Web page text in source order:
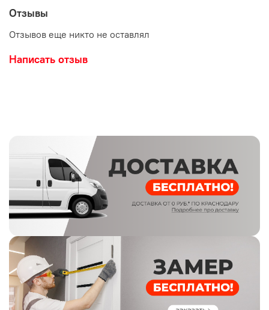
алюминиевого ТП-профиля
Покрытие двери: ПВХ
Размер, мм: 2000х800
Цветовая гамма: темная
Толщина полотна, мм: 38
Цвет: Рустик натуральный
Отзывы
Отзывов еще никто не оставлял
Написать отзыв